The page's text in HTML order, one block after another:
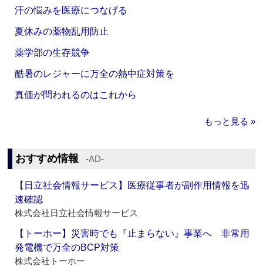
汗の悩みを医療につなげる
夏休みの薬物乱用防止
薬学部の生存競争
酷暑のレジャーに万全の熱中症対策を
真価が問われるのはこれから
もっと見る »
おすすめ情報 ‐AD‐
【日立社会情報サービス】医療従事者が副作用情報を迅
速確認
株式会社日立社会情報サービス
【トーホー】災害時でも『止まらない』事業へ 非常用
発電機で万全のBCP対策
株式会社トーホー